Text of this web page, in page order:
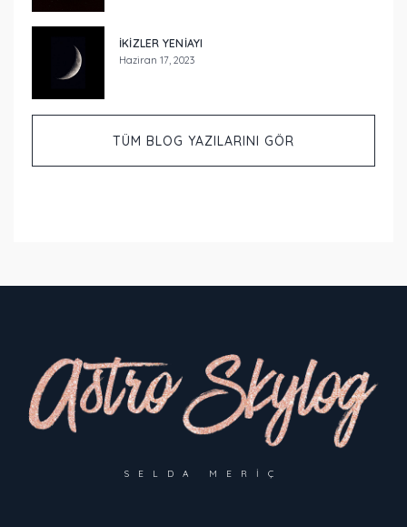
İKİZLER YENİAYI
Haziran 17, 2023
TÜM BLOG YAZILARINI GÖR
SELDA MERIÇ